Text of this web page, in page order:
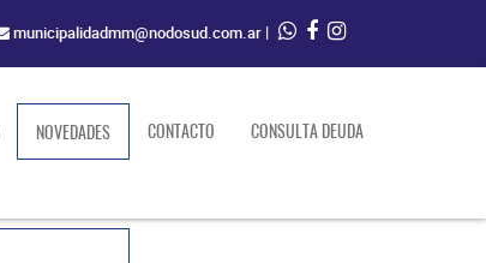
municipalidadmm@nodosud.com.ar |
NOVEDADES(current)CONTACTO CONSULTA DEUDA